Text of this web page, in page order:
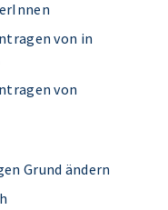
von in
von
Grund ändern